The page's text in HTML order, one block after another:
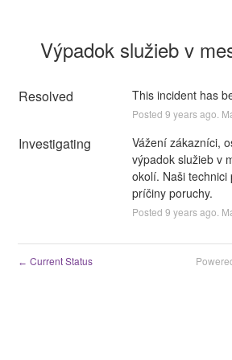
Výpadok služieb v
Resolved This incident has
Posted 9 years ago.
Investigating
Vážení zákazníci,
výpadok služieb v
okolí. Naši
príčiny poruchy.
Posted 9 years ago.
← Current Status